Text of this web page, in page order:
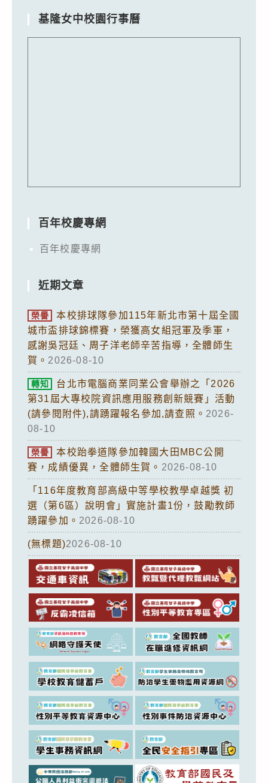
基隆女中校園行事曆
百年校慶專網
百年校慶專網
近期文章
榮譽
本校排球隊參加115年新北市第十屆全國
城市盃排球錦標賽，榮獲高女組冠軍及季軍，
感謝吳冠廷、周子洋老師辛苦指導，全體師生
賀。 2026-08-10
轉知
台北市電腦商業同業公會舉辦之「2026
第31屆大專校院資訊應用服務創新競賽」活動
(請參閱附件),請踴躍報名參加,請查照。 2026-
08-10
榮譽
本校跆拳道隊參加韓國大田MBC公開
賽，成績優異，全體師生賀。 2026-08-10
「116年度教育部高級中等學校教學卓越獎 初
選（第6區）說明會」實施計畫1份，鼓勵教師
踴躍參加。 2026-08-10
(無標題)2026-08-10